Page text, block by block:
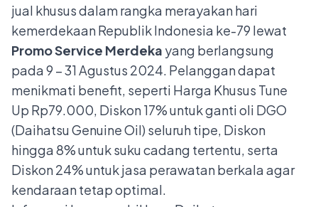
jual khusus dalam rangka merayakan hari
kemerdekaan Republik Indonesia ke-79 lewat
Promo Service Merdeka yang berlangsung
pada 9 – 31 Agustus 2024. Pelanggan dapat
menikmati benefit, seperti Harga Khusus Tune
Up Rp79.000, Diskon 17% untuk ganti oli DGO
(Daihatsu Genuine Oil) seluruh tipe, Diskon
hingga 8% untuk suku cadang tertentu, serta
Diskon 24% untuk jasa perawatan berkala agar
kendaraan tetap optimal.